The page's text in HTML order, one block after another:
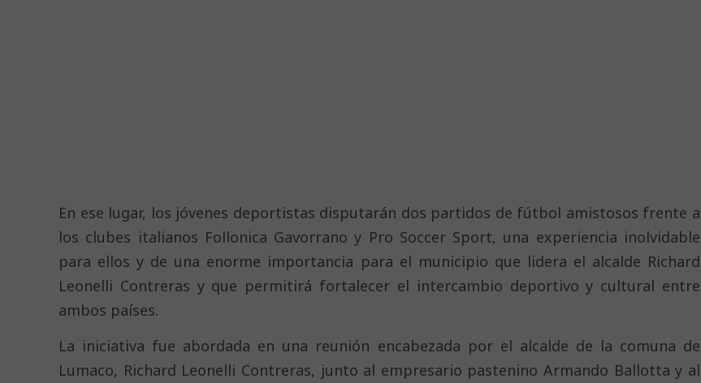
En ese lugar, los jóvenes deportistas disputarán dos partidos de fútbol amistosos frente a
los clubes italianos Follonica Gavorrano y Pro Soccer Sport, una experiencia inolvidable
para ellos y de una enorme importancia para el municipio que lidera el alcalde Richard
Leonelli Contreras y que permitirá fortalecer el intercambio deportivo y cultural entre
ambos países.
La iniciativa fue abordada en una reunión encabezada por el alcalde de la comuna de
Lumaco, Richard Leonelli Contreras, junto al empresario pastenino Armando Ballotta y al